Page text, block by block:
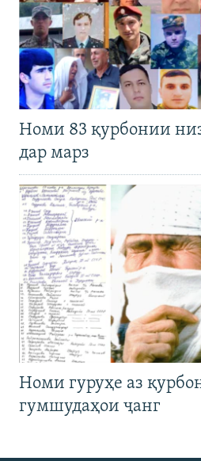
Номи 83 қурбонии
дар марз
Номи гуруҳе аз
гумшудаҳои ҷанг